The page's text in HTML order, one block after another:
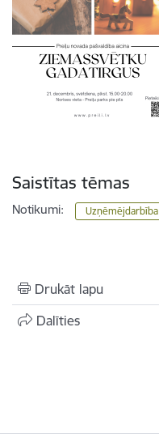
Saistītas tēmas
Notikumi: Uzņēmējdarbība
Drukāt lapu
Dalīties